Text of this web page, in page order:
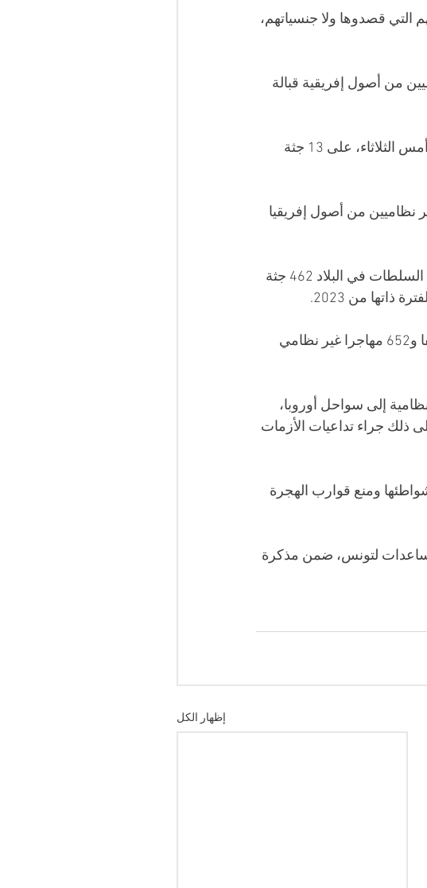
التي قصدوها ولا جنسياتهم،
13 جثة لمهاجرين غير نظاميين من أصول إفريقية قبالة
وقال متحدث محاكم محافظتي المنستير والمهدية فريد بن حجا: "تم العثور أمس الثلاثاء، على 13 جثة
نظاميين من أصول إفريقيا
ووفق حصيلة نشرها الحرس الوطني التونسي في جويلية الماضي، انتشلت السلطات في البلاد 462 جثة
كما أفاد في البيان ذاته بإنقاذ 30 ألفا و281 مهاجرا غير نظامي، مقابل 21 ألفا و652 مهاجرا غير نظامي
إلى سواحل أوروبا،
ذلك جراء تداعيات الأزمات
ومنع قوارب الهجرة
الأوروبية تخصيص 127 مليون يورو مساعدات لتونس، ضمن مذكرة
إظهار الكل